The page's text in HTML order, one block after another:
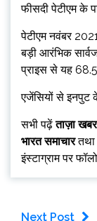
फीसदी पेटीएम के
पेटीएम नवंबर
बड़ी आरंभिक
प्राइस से यह
एजेंसियों से इनपुट
सभी पढ़ेंताज़ा खबर
भारत समाचारतथा
इंस्टाग्राम पर
Next Post